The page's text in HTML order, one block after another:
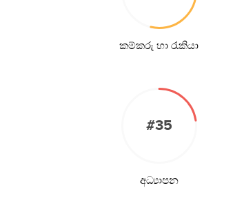
කම්කරු හා රැකියා
#35
අධ්‍යාපන